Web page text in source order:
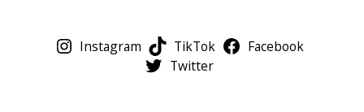
Instagram TikTok
Facebook
Twitter